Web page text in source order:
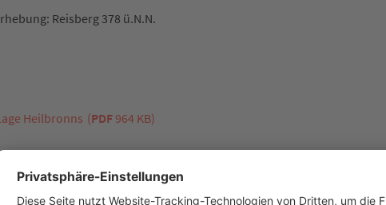
Reisberg 378 ü.N.N.
Heilbronns (PDF 964 KB)